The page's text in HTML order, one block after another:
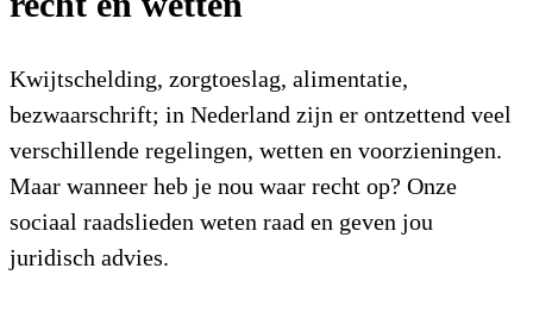
Kwijtschelding, zorgtoeslag, alimentatie,
bezwaarschrift; in Nederland zijn er ontzettend veel
verschillende regelingen, wetten en voorzieningen.
Maar wanneer heb je nou waar recht op? Onze
sociaal raadslieden weten raad en geven jou
juridisch advies.